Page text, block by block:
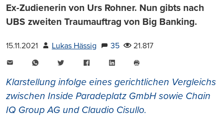
Ex-Zudienerin von Urs Rohner. Nun gibts nach
UBS zweiten Traumauftrag von Big Banking.
15.11.2021 Lukas Hässig 35
21.817
WhatsAppTwitter FacebookLinkedIn
drucken
Klarstellung infolge eines gerichtlichen Vergleichs
zwischen Inside Paradeplatz GmbH sowie Chain
IQ Group AG und Claudio Cisullo.